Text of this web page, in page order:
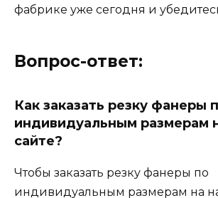
фабрике уже сегодня и
Вопрос-ответ:
Как заказать резку фанеры
индивидуальным размерам
сайте?
Чтобы заказать резку фанеры по
индивидуальным размерам на